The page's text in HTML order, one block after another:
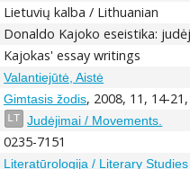
Lietuvių kalba / Lithuanian
Donaldo Kajoko eseistika:
Kajokas' essay writings
Valantiejūtė, Aistė
Gimtasis žodis, 2008, 11, 14-
LT Judėjimai / Movements.
0235-7151
Literatūrologija / Literary Studies